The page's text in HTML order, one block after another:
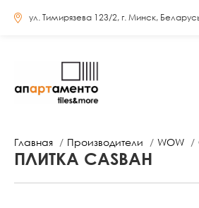
ул. Тимирязева 123/2, г. Минск,
Главная Производители WOW
ПЛИТКА CASBAH